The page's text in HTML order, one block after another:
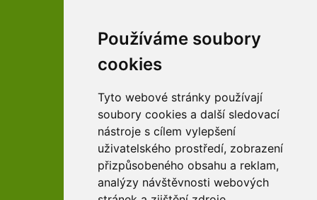
Používáme soubory
cookies
Tyto webové stránky používají
soubory cookies a další sledovací
nástroje s cílem vylepšení
uživatelského prostředí, zobrazení
přizpůsobeného obsahu a reklam,
analýzy návštěvnosti webových
Youtube kanál arboreta